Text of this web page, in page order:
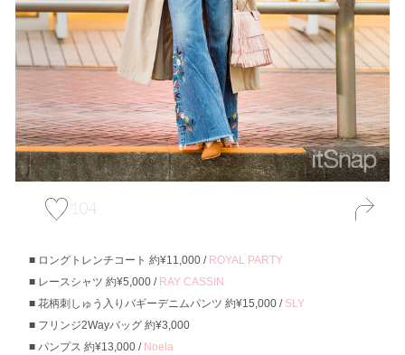
104
ロングトレンチコート 約¥11,000 / ROYAL PARTY
レースシャツ 約¥5,000 / RAY CASSIN
花柄刺しゅう入りバギーデニムパンツ 約¥15,000 / SLY
フリンジ2Wayバッグ 約¥3,000
パンプス 約¥13,000 / Noela